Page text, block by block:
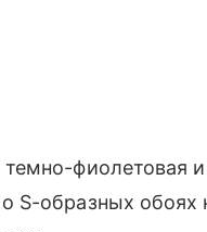
фиолетовая
S-образных